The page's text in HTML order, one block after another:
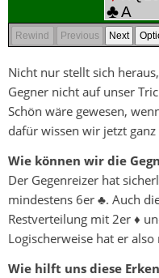
Nicht nur stellt sich
Gegner nicht auf unser
Schön wäre gewesen,
dafür wissen wir jetzt
Wie können wir die
Der Gegenreizer hat
mindestens 6er ♣. Auch
Restverteilung mit 2er ♦
Logischerweise hat er
Wie hilft uns diese